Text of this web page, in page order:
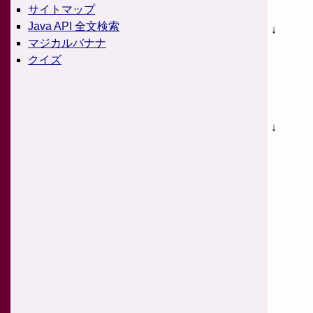
サイトマップ
Java API 全文検索
マジカルバナナ
クイズ
↓
↓